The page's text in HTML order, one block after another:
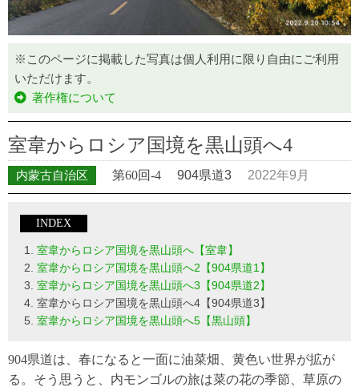
※このページに掲載した写真は個人利用に限り自由にご利用
いただけます。
著作権について
室韋からロシア国境を黒山頭へ4
内蒙古自治区 第60回-4 904県道3 2022年9月
INDEX
室韋からロシア国境を黒山頭へ【室韋】
室韋からロシア国境を黒山頭へ2【904県道1】
室韋からロシア国境を黒山頭へ3【904県道2】
室韋からロシア国境を黒山頭へ4【904県道3】
室韋からロシア国境を黒山頭へ5【黒山頭】
904県道は、春になると一面に油菜畑、黄色い世界が拡が
る。そう思うと、内モンゴルの旅は菜の花の季節、草原の